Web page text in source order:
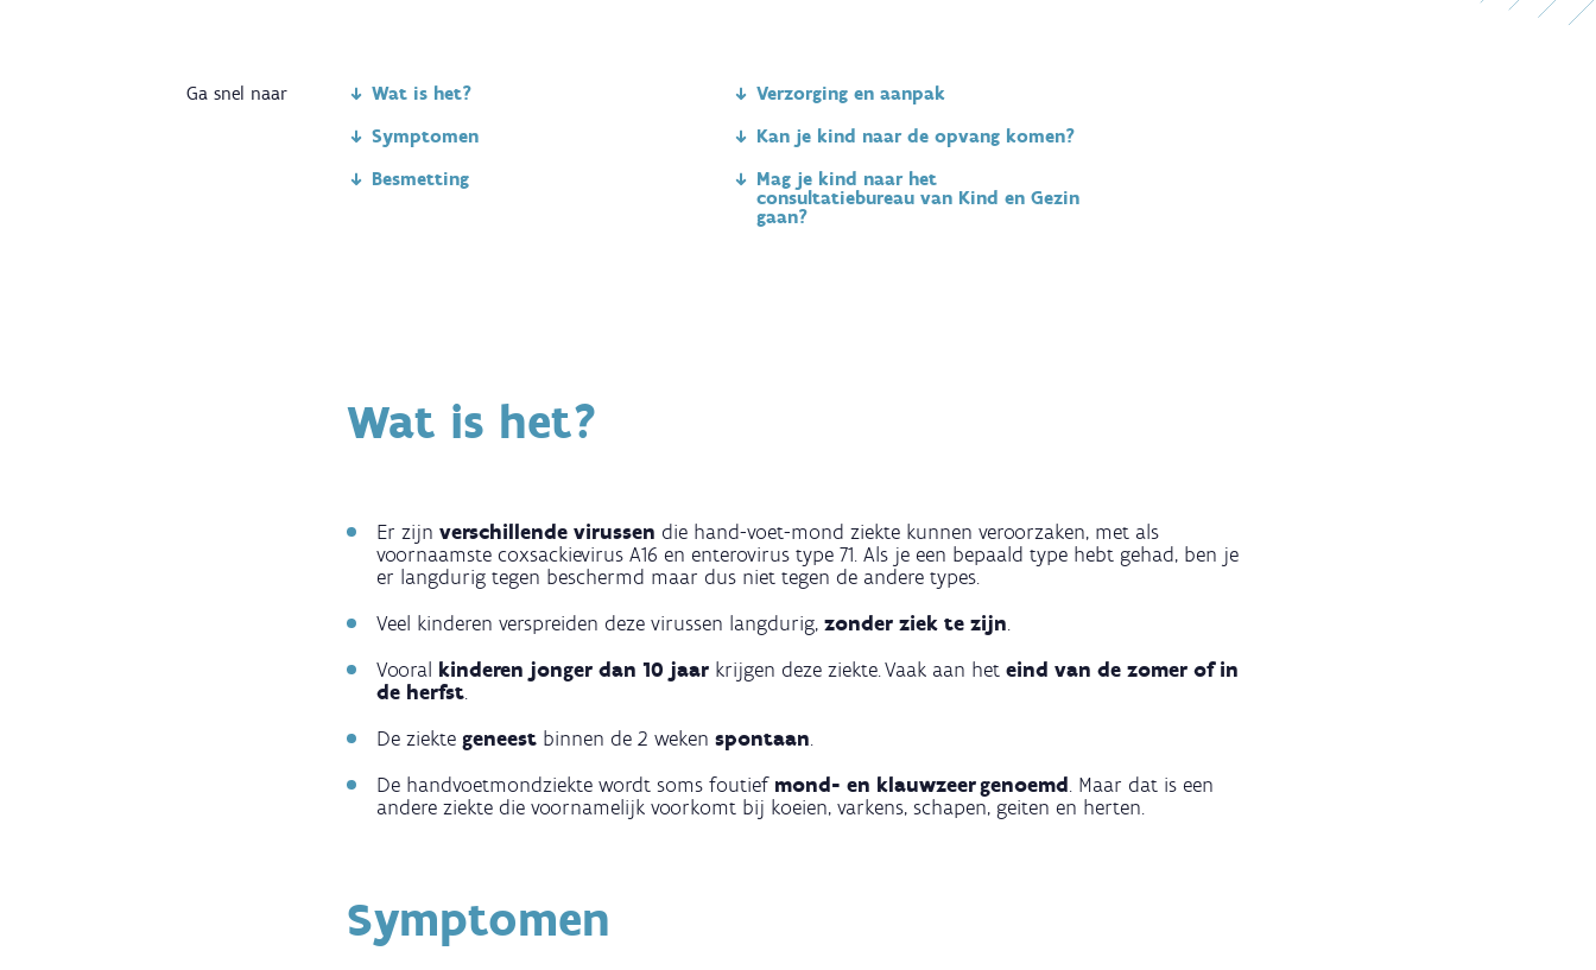
Ga snel naar
Wat is het?
Symptomen
Besmetting
Verzorging en aanpak
Kan je kind naar de opvang komen?
Mag je kind naar het
consultatiebureau van Kind en Gezin
gaan?
Wat is het?
Er zijn verschillende virussen die hand-voet-mond ziekte kunnen veroorzaken, met als
voornaamste coxsackievirus A16 en enterovirus type 71. Als je een bepaald type hebt gehad, ben je
er langdurig tegen beschermd maar dus niet tegen de andere types.
Veel kinderen verspreiden deze virussen langdurig, zonder ziek te zijn.
Vooral kinderen jonger dan 10 jaar krijgen deze ziekte. Vaak aan het eind van de zomer of in
de herfst.
De ziekte geneest binnen de 2 weken spontaan.
De handvoetmondziekte wordt soms foutief mond- en klauwzeer genoemd. Maar dat is een
andere ziekte die voornamelijk voorkomt bij koeien, varkens, schapen, geiten en herten.
Symptomen